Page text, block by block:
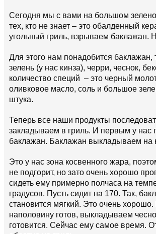
Сегодня мы с вами на большом
тех, кто не знает – это обалденный
угольный гриль, взрываем баклажан.
Для этого нам понадобится баклажан,
зелень (у нас кинза), черри, чеснок,
количество специй – это черный
оливковое масло, соль и большое
штука.
Теперь все наши продукты
закладываем в гриль. И первым у нас
баклажан. Баклажан выкладываем на
Это у нас зона косвенного жара,
не подгорит, но зато очень хорошо
сидеть ему примерно полчаса на
градусов. Пусть сидит на 170. Так,
становится мягкий. Это очень хорошо.
наполовину готов, выкладываем
готовится. Сейчас ему самое время.